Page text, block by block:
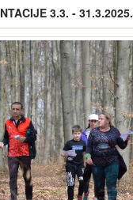
3.3. - 31.3.2025.